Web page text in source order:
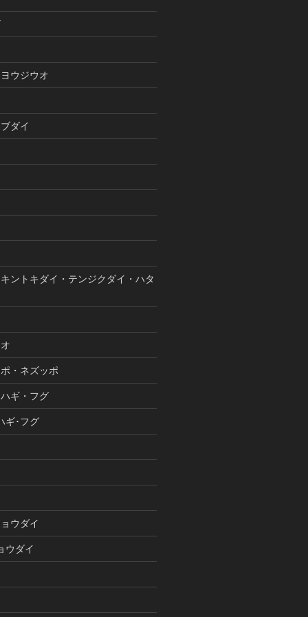
ウジウオ
ダイ
ントキダイ・テンジクダイ・ハタ
・ネズッポ
ギ・フグ
ギ･フグ
ウダイ
ウダイ